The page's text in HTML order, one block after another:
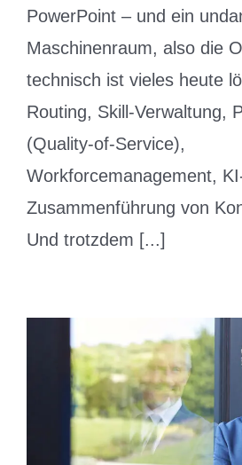
PowerPoint – und ein
Maschinenraum, also die
technisch ist vieles heute
Routing, Skill-Verwaltung,
(Quality-of-Service),
Workforcemanagement,
Zusammenführung von
Und trotzdem [...]